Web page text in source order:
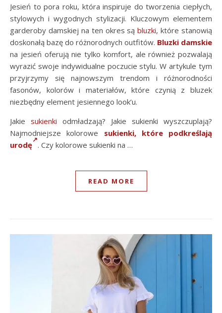
Jesień to pora roku, która inspiruje do tworzenia ciepłych,
stylowych i wygodnych stylizacji. Kluczowym elementem
garderoby damskiej na ten okres sąbluzki, które stanowią
doskonałą bazę do różnorodnych outfitów. Bluzki damskie
na jesień oferują nie tylko komfort, ale również pozwalają
wyrazić swoje indywidualne poczucie stylu. W artykule tym
przyjrzymy się najnowszym trendom i różnorodności
fasonów, kolorów i materiałów, które czynią z bluzek
niezbędny element jesiennego look’u.
Jakie sukienki odmładzają? Jakie sukienki wyszczuplają?
Najmodniejsze kolorowe sukienki, które podkreślają
urodę . Czy kolorowe sukienki na …
READ MORE